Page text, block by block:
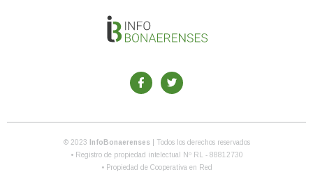
© 2023 InfoBonaerenses
| Todos los derechos reservados
• Registro de propiedad intelectual Nº RL - 88812730
• Propiedad de Cooperativa en Red